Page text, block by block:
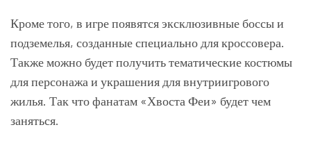
Кроме того, в игре появятся эксклюзивные боссы и
подземелья, созданные специально для кроссовера.
Также можно будет получить тематические костюмы
для персонажа и украшения для внутриигрового
жилья. Так что фанатам «Хвоста Феи» будет чем
заняться.